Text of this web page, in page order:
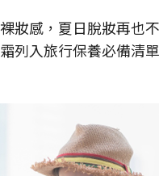
感，夏日脫妝再也
列入旅行保養必備清